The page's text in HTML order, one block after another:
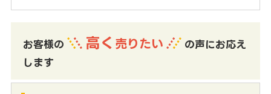
お客様の 高く 売りたい
の声にお応え
します